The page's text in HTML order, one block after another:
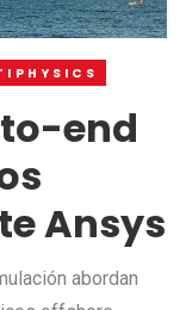
end
Ansys
abordan